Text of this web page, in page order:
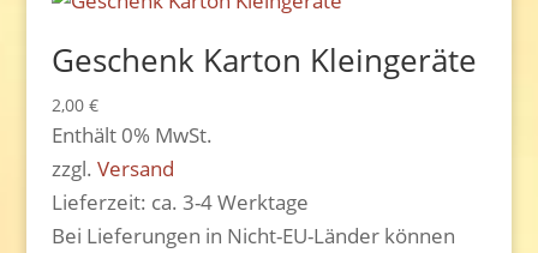
Geschenk Karton Kleingeräte
2,00 €
Enthält 0% MwSt.
zzgl. Versand
Lieferzeit: ca. 3-4 Werktage
Bei Lieferungen in Nicht-EU-Länder können